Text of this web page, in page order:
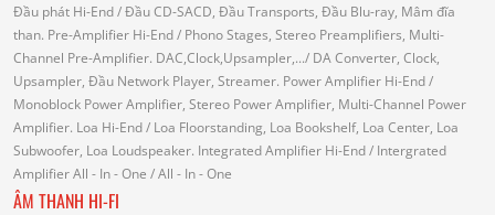
Đầu phát Hi-End/ Đầu CD-SACD, Đầu Transports, Đầu Blu-ray, Mâm đĩa
than. Pre-Amplifier Hi-End/ Phono Stages, Stereo Preamplifiers, Multi-
Channel Pre-Amplifier. DAC,Clock,Upsampler,.../ DA Converter, Clock,
Upsampler, Đầu Network Player, Streamer. Power Amplifier Hi-End/
Monoblock Power Amplifier, Stereo Power Amplifier, Multi-Channel Power
Amplifier. Loa Hi-End/ Loa Floorstanding, Loa Bookshelf, Loa Center, Loa
Subwoofer, Loa Loudspeaker. Integrated Amplifier Hi-End/ Intergrated
AmplifierAll - In - One / All - In - One
ÂM THANH HI-FI